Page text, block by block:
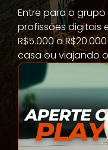
Entre para o
profissões digitais
R$5.000 a
casa ou viajando